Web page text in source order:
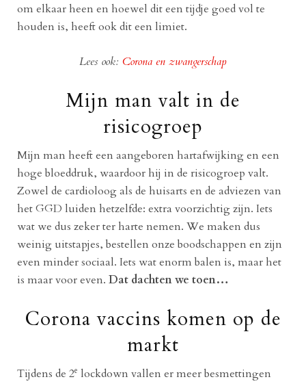
om elkaar heen en hoewel dit een tijdje goed vol te
houden is, heeft ook dit een limiet.
Lees ook: Corona en zwangerschap
Mijn man valt in de
risicogroep
Mijn man heeft een aangeboren hartafwijking en een
hoge bloeddruk, waardoor hij in de risicogroep valt.
Zowel de cardioloog als de huisarts en de adviezen van
het GGD luiden hetzelfde: extra voorzichtig zijn. Iets
wat we dus zeker ter harte nemen. We maken dus
weinig uitstapjes, bestellen onze boodschappen en zijn
even minder sociaal. Iets wat enorm balen is, maar het
is maar voor even. Dat dachten we toen…
Corona vaccins komen op de
markt
Tijdens de 2e lockdown vallen er meer besmettingen